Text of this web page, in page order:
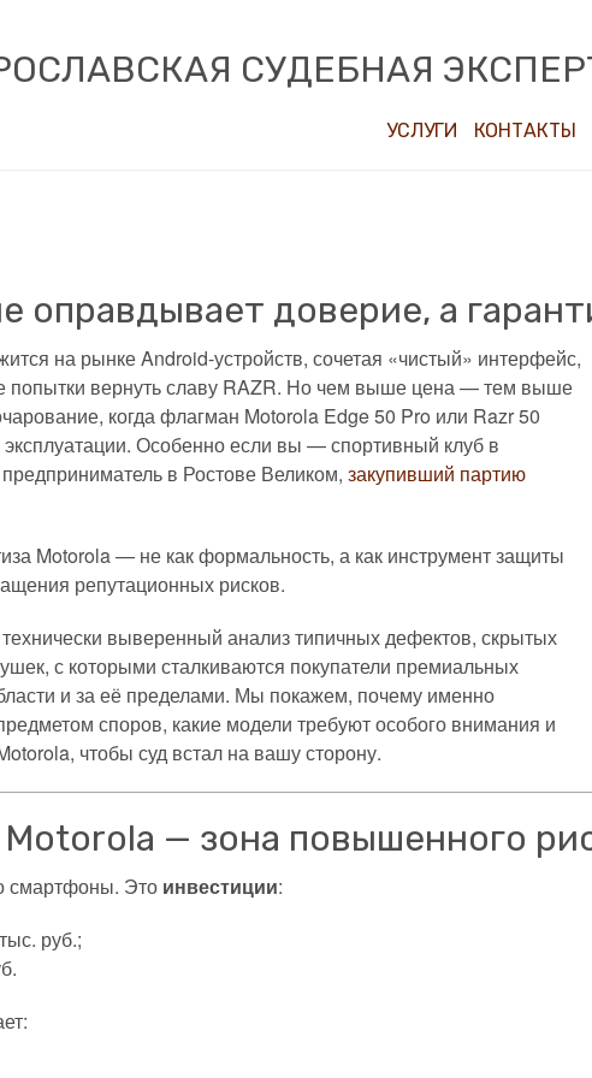
СУДЕБНАЯ
УСЛУГИ КОНТАКТЫ
оправдывает доверие, а
на рынке Android-устройств, сочетая «чистый» интерфейс,
попытки вернуть славу RAZR. Но чем выше цена — тем выше
когда флагман Motorola Edge 50 Pro или Razr 50
Особенно если вы — спортивный клуб в
в Ростове Великом, закупивший партию
Motorola — не как формальность, а как инструмент защиты
репутационных рисков.
выверенный анализ типичных дефектов, скрытых
с которыми сталкиваются покупатели премиальных
и за её пределами. Мы покажем, почему именно
споров, какие модели требуют особого внимания и
чтобы суд встал на вашу сторону.
— зона повышенного
смартфоны. Это инвестиции:
руб.;